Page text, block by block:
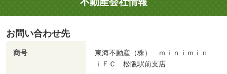
お問い合わせ先
商号
東海不動産（株） ｍｉｎｉｍｉｎ
ｉＦＣ 松阪駅前支店